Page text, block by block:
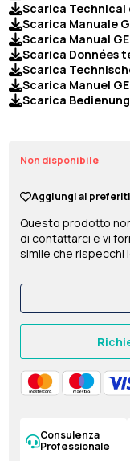
Scarica Technical
Scarica Manuale
Scarica Manual
Scarica Données
Scarica
Scarica Manuel
Scarica
Non disponibile
Aggiungi ai preferiti
Questo prodotto
di contattarci e vi
simile che rispecchi
Consulenza
Professionale